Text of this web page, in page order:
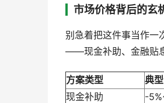
市场价格背后的玄
别急着把这件事当作一
——现金补助、金融贴
方案类型 典
现金补助
-